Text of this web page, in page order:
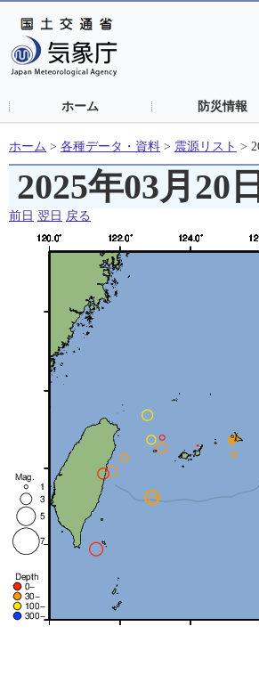
ホーム 防災情報
ホーム > 各種データ・資料 > 震源リスト >
2025年03月20
前日 翌日 戻る